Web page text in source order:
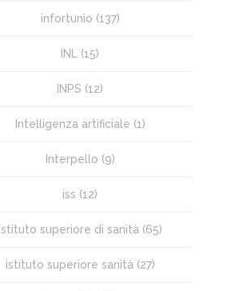
infortunio (137)
INL (15)
INPS (12)
Intelligenza artificiale (1)
Interpello (9)
iss (12)
Istituto superiore di sanità (65)
istituto superiore sanità (27)